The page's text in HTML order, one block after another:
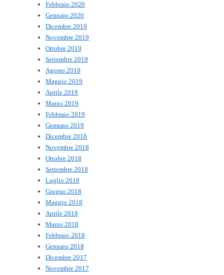
Febbraio 2020
Gennaio 2020
Dicembre 2019
Novembre 2019
Ottobre 2019
Settembre 2019
Agosto 2019
Maggio 2019
Aprile 2019
Marzo 2019
Febbraio 2019
Gennaio 2019
Dicembre 2018
Novembre 2018
Ottobre 2018
Settembre 2018
Luglio 2018
Giugno 2018
Maggio 2018
Aprile 2018
Marzo 2018
Febbraio 2018
Gennaio 2018
Dicembre 2017
Novembre 2017